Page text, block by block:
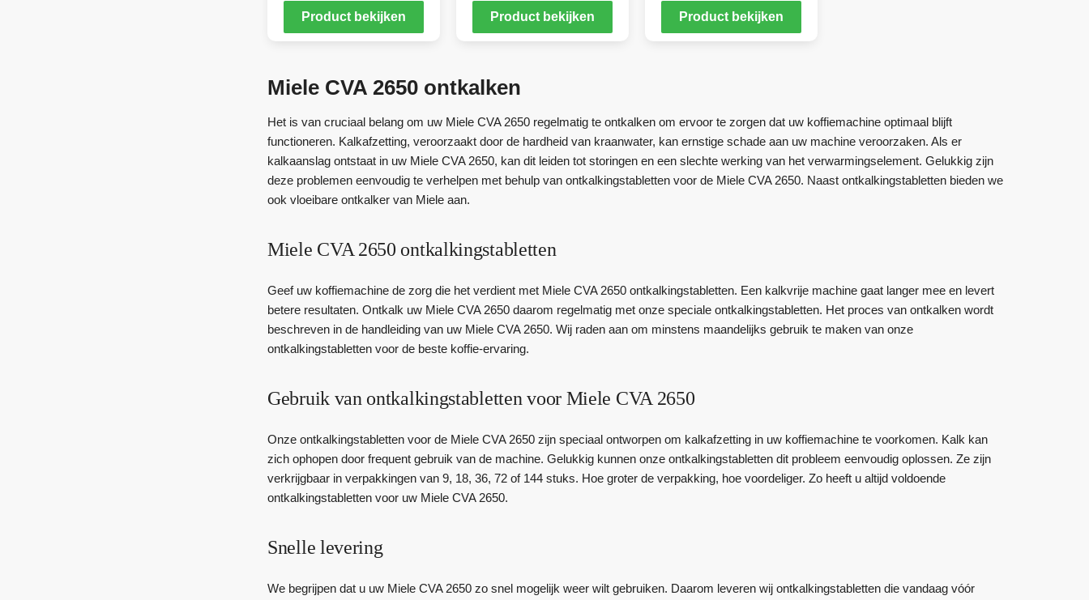
Product bekijken
Product bekijken
Product bekijken
Miele CVA 2650 ontkalken
Het is van cruciaal belang om uw Miele CVA 2650 regelmatig te ontkalken om ervoor te zorgen dat uw koffiemachine optimaal blijft
functioneren. Kalkafzetting, veroorzaakt door de hardheid van kraanwater, kan ernstige schade aan uw machine veroorzaken. Als er
kalkaanslag ontstaat in uw Miele CVA 2650, kan dit leiden tot storingen en een slechte werking van het verwarmingselement. Gelukkig zijn
deze problemen eenvoudig te verhelpen met behulp van ontkalkingstabletten voor de Miele CVA 2650. Naast ontkalkingstabletten bieden we
ook vloeibare ontkalker van Miele aan.
Miele CVA 2650 ontkalkingstabletten
Geef uw koffiemachine de zorg die het verdient met Miele CVA 2650 ontkalkingstabletten. Een kalkvrije machine gaat langer mee en levert
betere resultaten. Ontkalk uw Miele CVA 2650 daarom regelmatig met onze speciale ontkalkingstabletten. Het proces van ontkalken wordt
beschreven in de handleiding van uw Miele CVA 2650. Wij raden aan om minstens maandelijks gebruik te maken van onze
ontkalkingstabletten voor de beste koffie-ervaring.
Gebruik van ontkalkingstabletten voor Miele CVA 2650
Onze ontkalkingstabletten voor de Miele CVA 2650 zijn speciaal ontworpen om kalkafzetting in uw koffiemachine te voorkomen. Kalk kan
zich ophopen door frequent gebruik van de machine. Gelukkig kunnen onze ontkalkingstabletten dit probleem eenvoudig oplossen. Ze zijn
verkrijgbaar in verpakkingen van 9, 18, 36, 72 of 144 stuks. Hoe groter de verpakking, hoe voordeliger. Zo heeft u altijd voldoende
ontkalkingstabletten voor uw Miele CVA 2650.
Snelle levering
We begrijpen dat u uw Miele CVA 2650 zo snel mogelijk weer wilt gebruiken. Daarom leveren wij ontkalkingstabletten die vandaag vóór